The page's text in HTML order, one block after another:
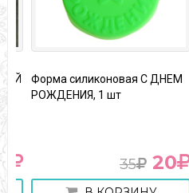
Форма силиконовая С ДНЕМ
РОЖДЕНИЯ, 1 шт
35 20